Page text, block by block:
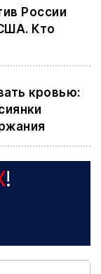
России
Кто
кровью:
!